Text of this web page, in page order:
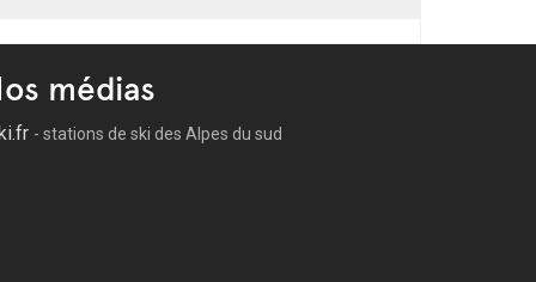
médias
- stations de ski des Alpes du sud